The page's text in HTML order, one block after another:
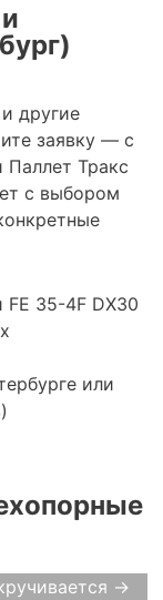
другие
заявку — с
Тракс
с выбором
FE 35-4F DX30
или
→